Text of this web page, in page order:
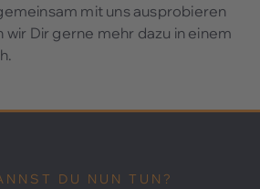
mit uns ausprobieren
Dir gerne mehr dazu in einem
DU NUN TUN?